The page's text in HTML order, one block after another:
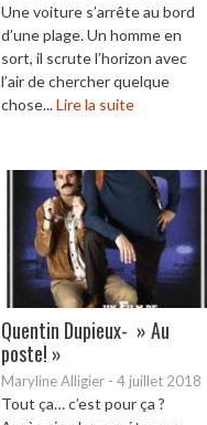
Une voiture s’arrête au bord
d’une plage. Un homme en
sort, il scrute l’horizon avec
l’air de chercher quelque
chose...Lire la suite
Quentin Dupieux- » Au
poste! »
Maryline Alligier - 4 juillet 2018
Tout ça… c’est pour ça ?